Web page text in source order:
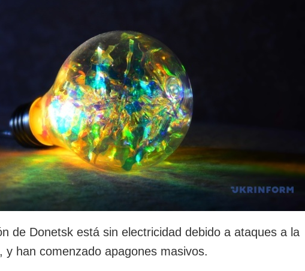
de Donetsk está sin electricidad debido a ataques a la
y han comenzado apagones masivos.